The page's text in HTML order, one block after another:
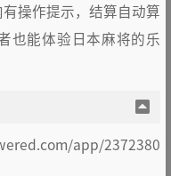
操作提示，结算自动算
也能体验日本麻将的乐
app/2372380